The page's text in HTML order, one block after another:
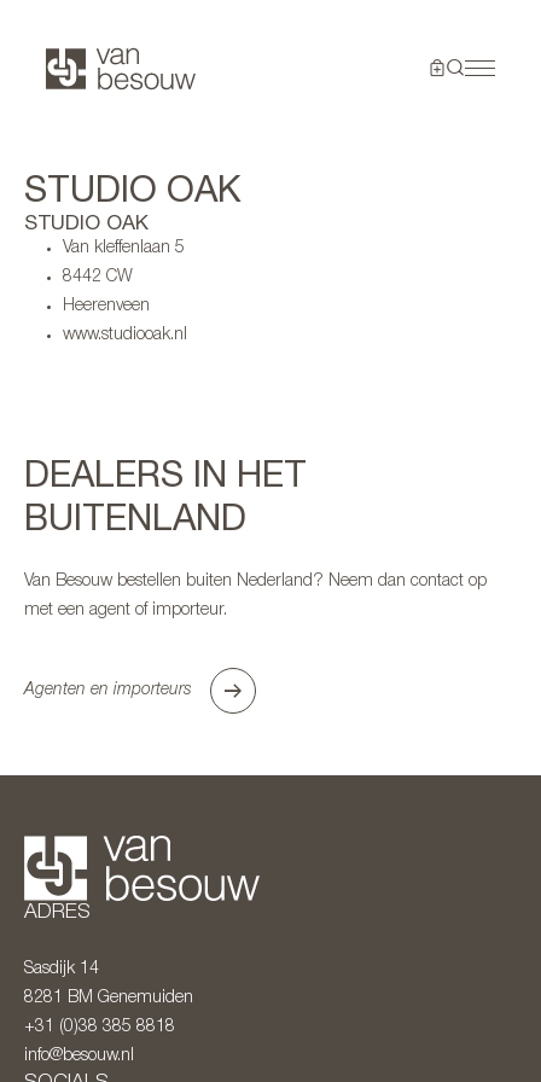
STUDIO OAK
STUDIO OAK
Van kleffenlaan 5
8442 CW
Heerenveen
www.studiooak.nl
DEALERS IN HET
BUITENLAND
Van Besouw bestellen buiten Nederland? Neem dan contact op
met een agent of importeur.
Agenten en importeurs
ADRES
Sasdijk 14
8281 BM Genemuiden
+31 (0)38 385 8818
info@besouw.nl